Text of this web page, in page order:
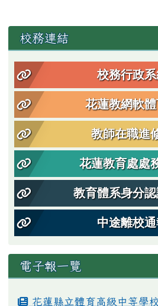
左邊區域內容
校務連結
校務行政
花蓮教網軟
教師在職進
花蓮教育處處
教育體系身分
中途離校
電子報一覽
花蓮縣立體育高級中等學